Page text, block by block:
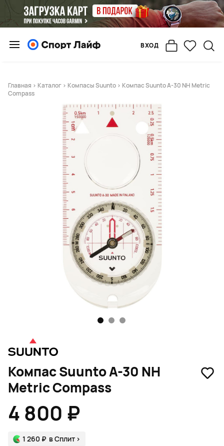
ВХОД
Главная > Каталог > Компасы Suunto > Компас Suunto A-30 NH Metric
Compass
Компас Suunto A-30 NH
Metric Compass
4 800 ₽
1 260 ₽ в Сплит >
1 2 3